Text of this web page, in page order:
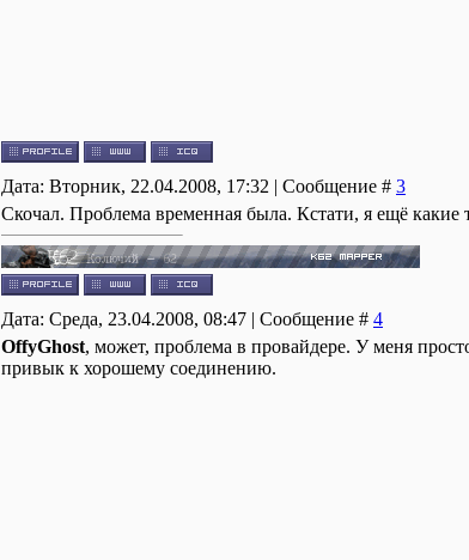
Дата: Вторник, 22.04.2008, 17:32 | Сообщение # 3
Скочал. Проблема временная была. Кстати, я ещё какие
Дата: Среда, 23.04.2008, 08:47 | Сообщение # 4
OffyGhost, может, проблема в провайдере. У меня
привык к хорошему соединению.